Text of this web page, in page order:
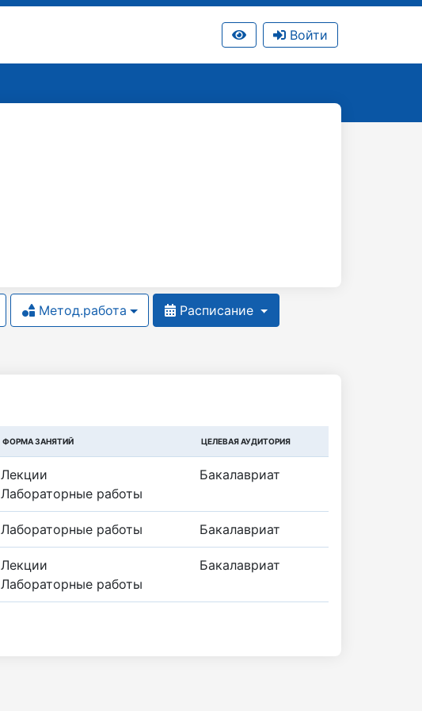
Войти
Метод.работа Расписание
ФОРМА ЗАНЯТИЙ ЦЕЛЕВАЯ АУДИТОРИЯ
Лекции
Лабораторные работы
Бакалавриат
Лабораторные работы Бакалавриат
Лекции
Лабораторные работы
Бакалавриат